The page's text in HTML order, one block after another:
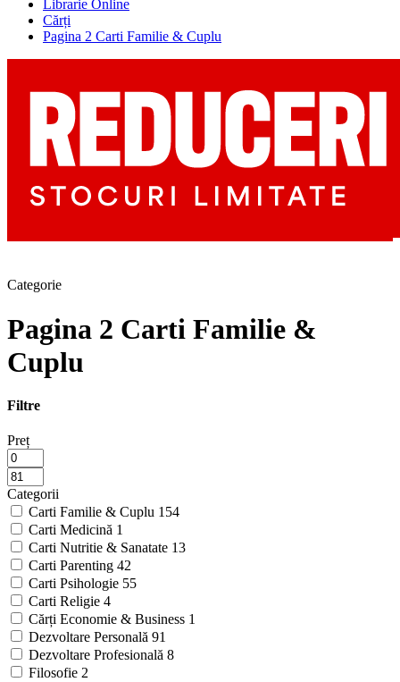
Librarie Online
Cărți
Pagina 2 Carti Familie & Cuplu
Categorie
Pagina 2 Carti Familie &
Cuplu
Filtre
Preț
Categorii
Carti Familie & Cuplu 154
Carti Medicină 1
Carti Nutritie & Sanatate 13
Carti Parenting 42
Carti Psihologie 55
Carti Religie 4
Cărți Economie & Business 1
Dezvoltare Personală 91
Dezvoltare Profesională 8
Filosofie 2